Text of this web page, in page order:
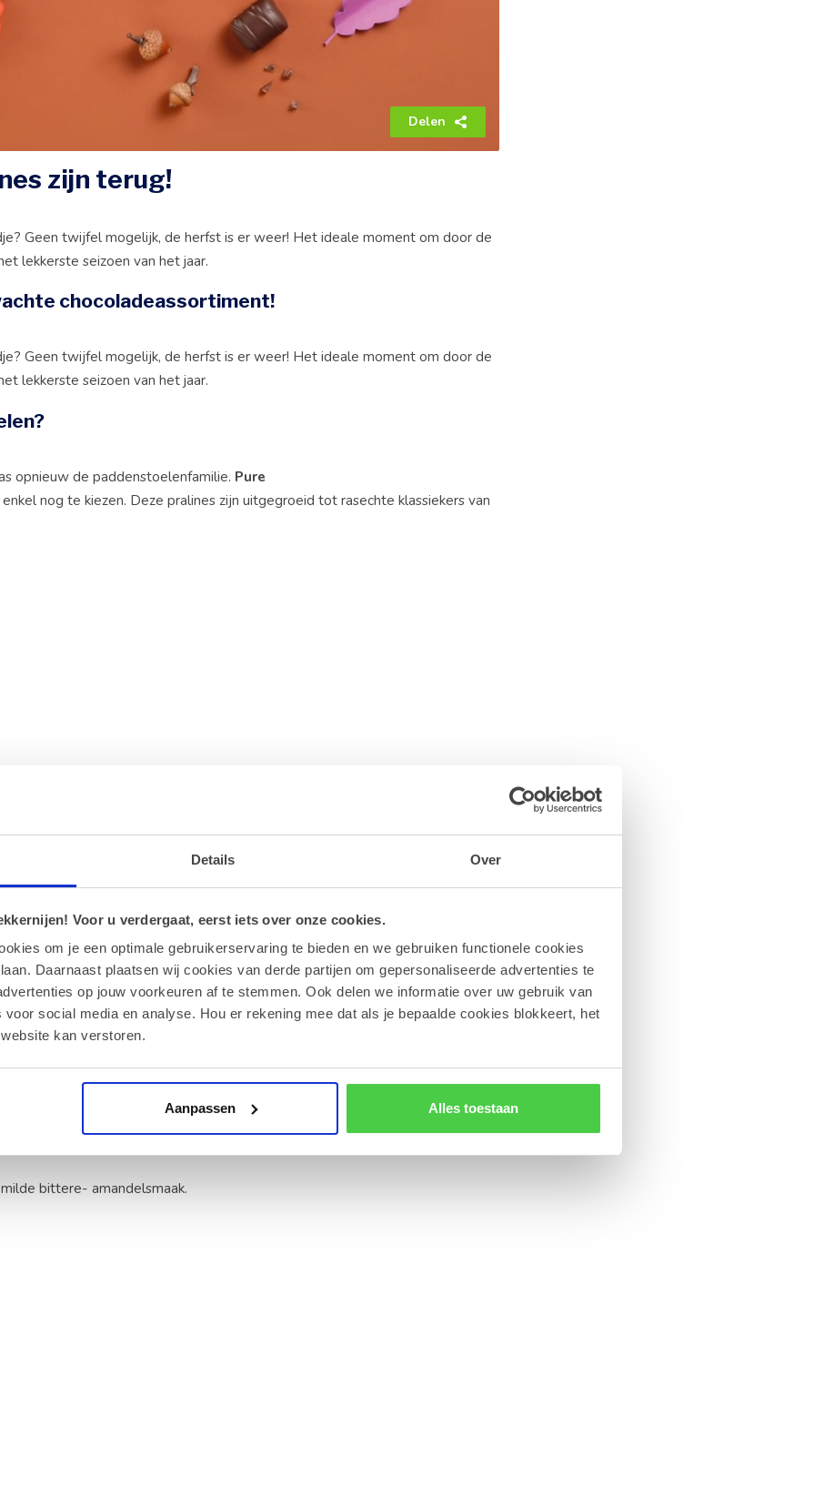
Details Over
Voor u verdergaat, eerst iets over onze cookies.
om je een optimale gebruikerservaring te bieden en we gebruiken functionele cookies
Daarnaast plaatsen wij cookies van derde partijen om gepersonaliseerde advertenties te
op jouw voorkeuren af te stemmen. Ook delen we informatie over uw gebruik van
social media en analyse. Hou er rekening mee dat als je bepaalde cookies blokkeert, het
kan verstoren.
Aanpassen Alles toestaan
Delen
zijn terug!
Geen twijfel mogelijk, de herfst is er weer! Het ideale moment om door de
lekkerste seizoen van het jaar.
chocoladeassortiment!
Geen twijfel mogelijk, de herfst is er weer! Het ideale moment om door de
lekkerste seizoen van het jaar.
opnieuw de paddenstoelenfamilie. Pure
nog te kiezen. Deze pralines zijn uitgegroeid tot rasechte klassiekers van
Onzepralinés en ganachesmet herfstsmaken als frangipane, speculoos en
herfst van elke hap.
van frangipane
bittere- amandelsmaak.